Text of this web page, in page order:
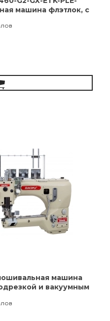
машина флэтлок, с
машина
и вакуумным